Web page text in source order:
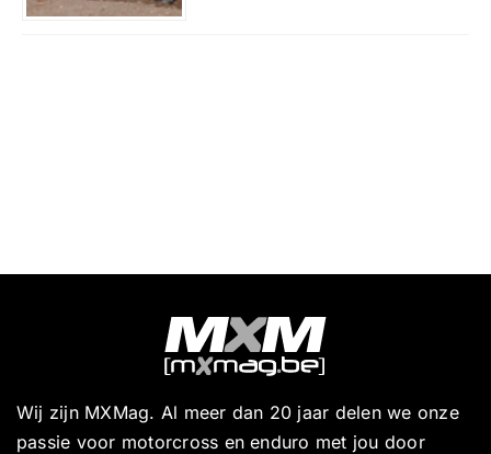
Wij zijn MXMag. Al meer dan 20 jaar delen we onze
passie voor motorcross en enduro met jou door